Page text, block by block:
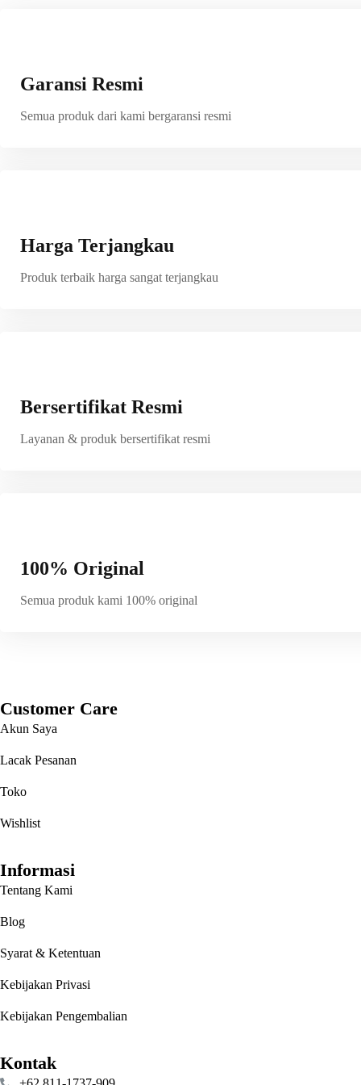
Garansi Resmi
Semua produk dari kami bergaransi resmi
Harga Terjangkau
Produk terbaik harga sangat terjangkau
Bersertifikat Resmi
Layanan & produk bersertifikat resmi
100% Original
Semua produk kami 100% original
Customer Care
Akun Saya
Lacak Pesanan
Toko
Wishlist
Informasi
Tentang Kami
Blog
Syarat & Ketentuan
Kebijakan Privasi
Kebijakan Pengembalian
Kontak